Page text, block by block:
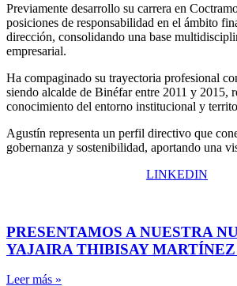
Previamente desarrollo su carrera en
posiciones de responsabilidad en el ámbito
dirección, consolidando una base
empresarial.
Ha compaginado su trayectoria profesional
siendo alcalde de Binéfar entre 2011 y 2015,
conocimiento del entorno institucional y
Agustín representa un perfil directivo que
gobernanza y sostenibilidad, aportando una
LINKEDIN
PRESENTAMOS A NUESTRA
YAJAIRA THIBISAY
Leer más »